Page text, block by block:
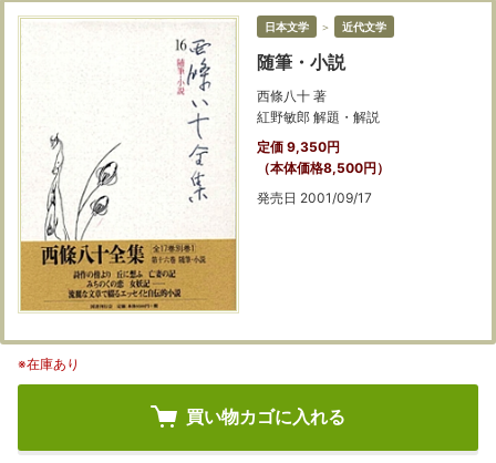
日本文学 ＞ 近代文学
随筆・小説
西條八十 著
紅野敏郎 解題・解説
定価 9,350円
（本体価格8,500円）
発売日 2001/09/17
※在庫あり
買い物カゴに入れる